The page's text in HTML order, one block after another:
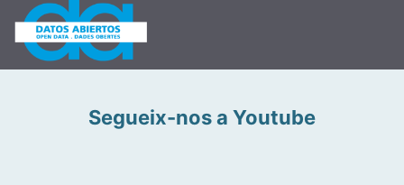
Segueix-nos a Youtube